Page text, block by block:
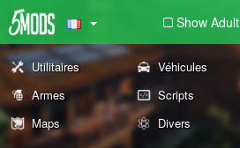
Show Adult
Utilitaires Véhicules
Armes
Scripts
Maps
Divers